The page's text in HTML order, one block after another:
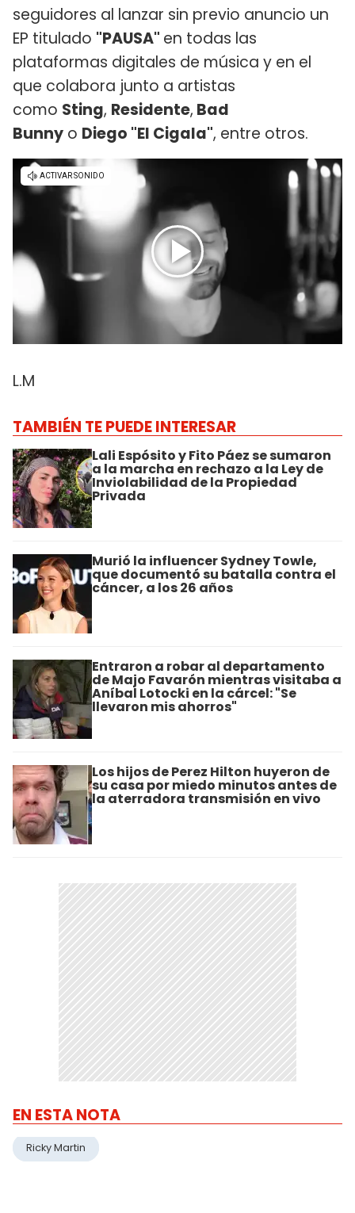
seguidores al lanzar sin previo anuncio un
EP titulado "PAUSA" en todas las
plataformas digitales de música y en el
que colabora junto a artistas
como Sting, Residente, Bad
Bunny o Diego "El Cigala", entre otros.
L.M
TAMBIÉN TE PUEDE INTERESAR
Lali Espósito y Fito Páez se sumaron
a la marcha en rechazo a la Ley de
Inviolabilidad de la Propiedad
Privada
Murió la influencer Sydney Towle,
que documentó su batalla contra el
cáncer, a los 26 años
Entraron a robar al departamento
de Majo Favarón mientras visitaba a
Aníbal Lotocki en la cárcel: "Se
llevaron mis ahorros"
Los hijos de Perez Hilton huyeron de
su casa por miedo minutos antes de
la aterradora transmisión en vivo
EN ESTA NOTA
Ricky Martin